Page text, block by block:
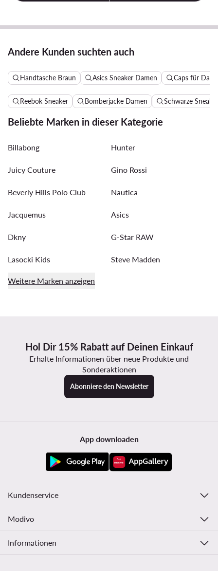
Andere Kunden suchten auch
Handtasche Braun Asics Sneaker Damen Caps für
Reebok Sneaker Bomberjacke Damen Schwarze
Beliebte Marken in dieser Kategorie
Billabong Hunter
Juicy Couture Gino Rossi
Beverly Hills Polo Club Nautica
Jacquemus Asics
Dkny G-Star RAW
Lasocki Kids Steve Madden
Weitere Marken anzeigen
Hol Dir 15% Rabatt auf Deinen Einkauf
Erhalte Informationen über neue Produkte und
Sonderaktionen
Abonniere den Newsletter
App downloaden
Kundenservice
Modivo
Informationen